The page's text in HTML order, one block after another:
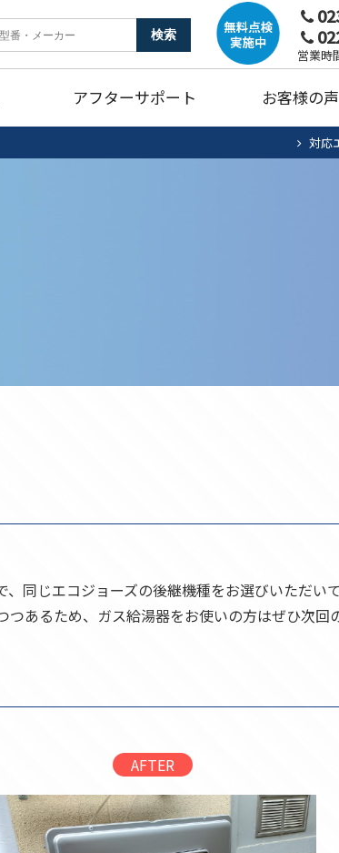
営業時
アフターサポート お客様の声
対応
同じエコジョーズの後継機種をお選びいただいて
あるため、ガス給湯器をお使いの方はぜひ次
AFTER
暖房機器 ガ
ク清掃・点検 エアコン清掃・点検